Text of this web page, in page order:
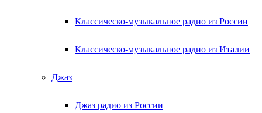
Классическо-музыкальное радио из России
Классическо-музыкальное радио из Италии
Джаз
Джаз радио из России